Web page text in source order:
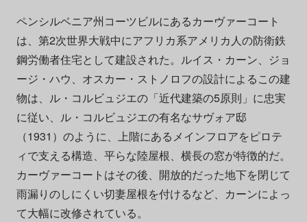
ペンシルベニア州コーツビルにあるカーヴァーコート
は、第2次世界大戦中にアフリカ系アメリカ人の防衛鉄
鋼労働者住宅として建設された。ルイス・カーン、ジョ
ージ・ハウ、オスカー・ストノロフの設計によるこの建
物は、ル・コルビュジエの「近代建築の5原則」に忠実
に従い、ル・コルビュジエの有名なサヴォア邸
（1931）のように、上階にあるメインフロアをピロテ
ィで支える構造、平らな陸屋根、横長の窓が特徴的だ。
カーヴァーコートはその後、開放的だった地下を閉じて
雨漏りのしにくい切妻屋根を付けるなど、カーンによっ
て大幅に改修されている。